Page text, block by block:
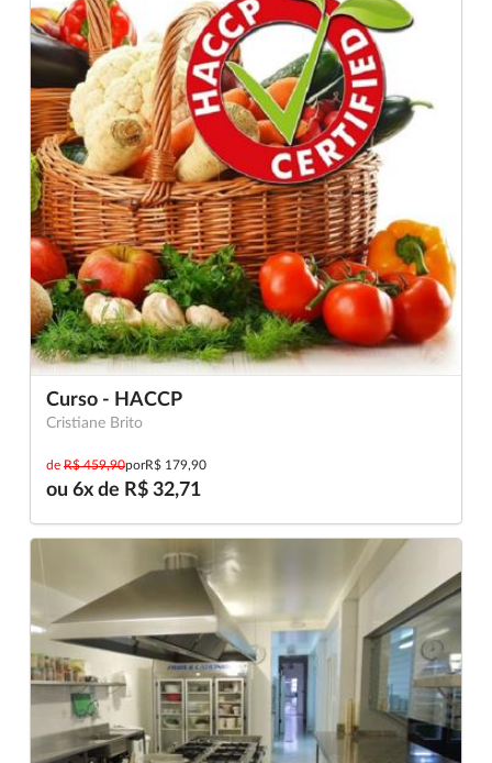
Curso - HACCP
Cristiane Brito
de R$ 459,90porR$ 179,90
ou 6x de R$ 32,71